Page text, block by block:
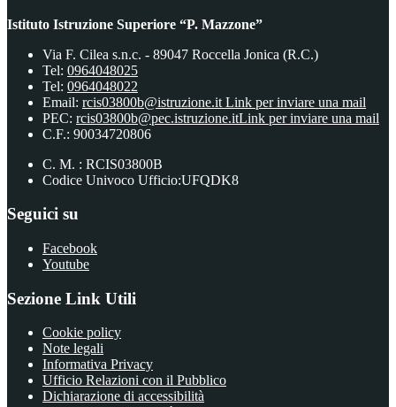
Istituto Istruzione Superiore “P. Mazzone”
Via F. Cilea s.n.c. - 89047 Roccella Jonica (R.C.)
Tel: 0964048025
Tel: 0964048022
Email: rcis03800b@istruzione.it Link per inviare una mail
PEC: rcis03800b@pec.istruzione.itLink per inviare una mail
C.F.: 90034720806
C. M. : RCIS03800B
Codice Univoco Ufficio:UFQDK8
Seguici su
Facebook
Youtube
Sezione Link Utili
Cookie policy
Note legali
Informativa Privacy
Ufficio Relazioni con il Pubblico
Dichiarazione di accessibilità